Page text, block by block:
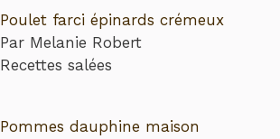
Poulet farci épinards crémeux
Par Melanie Robert
Recettes salées
Pommes dauphine maison